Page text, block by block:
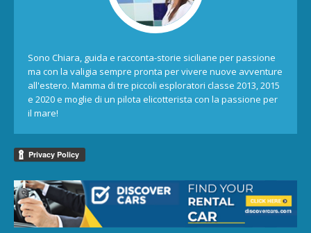
Sono Chiara, guida e racconta-storie siciliane per passione
ma con la valigia sempre pronta per vivere nuove avventure
all'estero. Mamma di tre piccoli esploratori classe 2013, 2015
e 2020 e moglie di un pilota elicotterista con la passione per
il mare!